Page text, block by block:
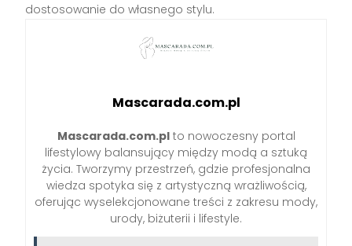
dostosowanie do własnego stylu.
Mascarada.com.pl
Mascarada.com.plto nowoczesny portal
lifestylowy balansujący między modą a sztuką
życia. Tworzymy przestrzeń, gdzie profesjonalna
wiedza spotyka się z artystyczną wrażliwością,
oferując wyselekcjonowane treści z zakresu mody,
urody, biżuterii i lifestyle.